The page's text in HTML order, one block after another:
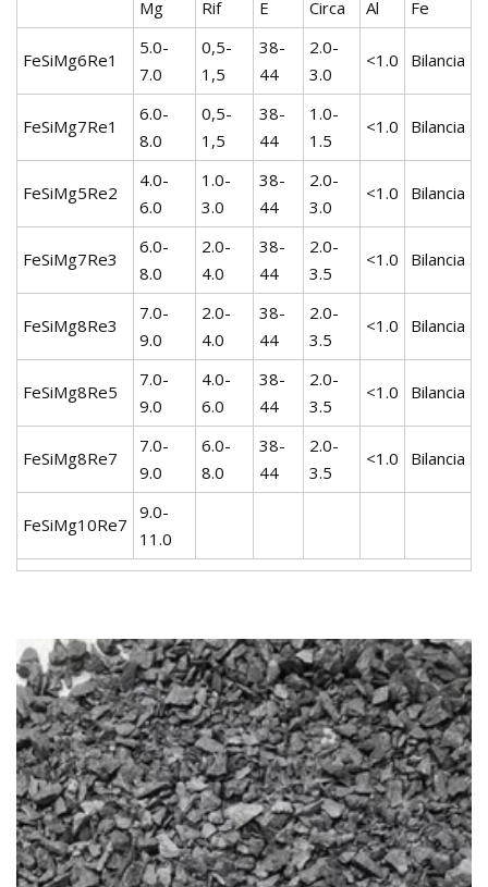
Mg
Rif E Circa Al Fe
FeSiMg6Re1
5.0-
7.0
0,5-
1,5
38-
44
2.0-
3.0
<1.0 Bilancia
FeSiMg7Re1
6.0-
8.0
0,5-
1,5
38-
44
1.0-
1.5
<1.0 Bilancia
FeSiMg5Re2
4.0-
6.0
1.0-
3.0
38-
44
2.0-
3.0
<1.0 Bilancia
FeSiMg7Re3
6.0-
8.0
2.0-
4.0
38-
44
2.0-
3.5
<1.0 Bilancia
FeSiMg8Re3
7.0-
9.0
2.0-
4.0
38-
44
2.0-
3.5
<1.0 Bilancia
FeSiMg8Re5
7.0-
9.0
4.0-
6.0
38-
44
2.0-
3.5
<1.0 Bilancia
FeSiMg8Re7
7.0-
9.0
6.0-
8.0
38-
44
2.0-
3.5
<1.0 Bilancia
FeSiMg10Re7
9.0-
11.0